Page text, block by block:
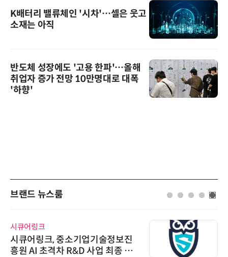
K배터리 밸류체인 '시차'…셀은 웃고
소재는 아직
반도체 성장에도 '고용 한파'…올해
취업자 증가 전망 10만명대로 대폭
'하향'
브랜드 뉴스룸
시큐어링크
시큐어링크, 중소기업기술정보진
흥원 AI 초격차 R&D 사업 최종 선